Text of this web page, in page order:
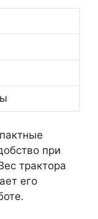
при
трактора
его